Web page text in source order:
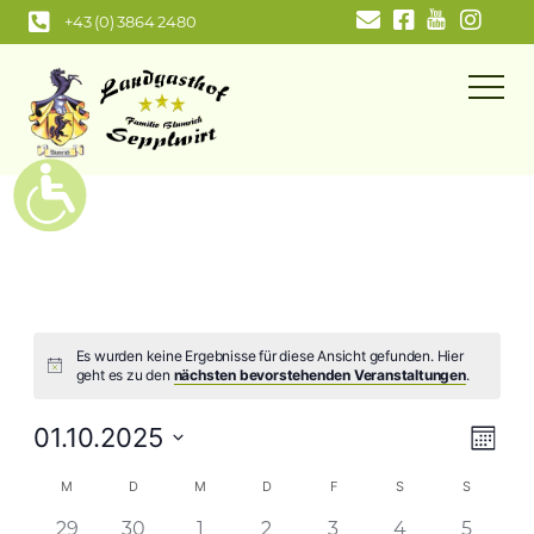
Zum
Inhalt
springen
+43 (0) 3864 2480
Es wurden keine Ergebnisse für diese Ansicht gefunden. Hier
geht es zu den nächsten bevorstehenden Veranstaltungen.
Monat
01.10.2025
Kalender
M D M D F S S
0
29
0
30
01
0
2
0
3
0
4
0
5